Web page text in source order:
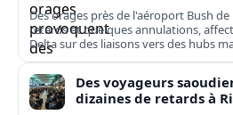
Des orages près de l'aéroport Bush
retards et quelques annulations,
Delta sur des liaisons vers des hubs
Europe.
Des voyageurs
dizaines de retards à